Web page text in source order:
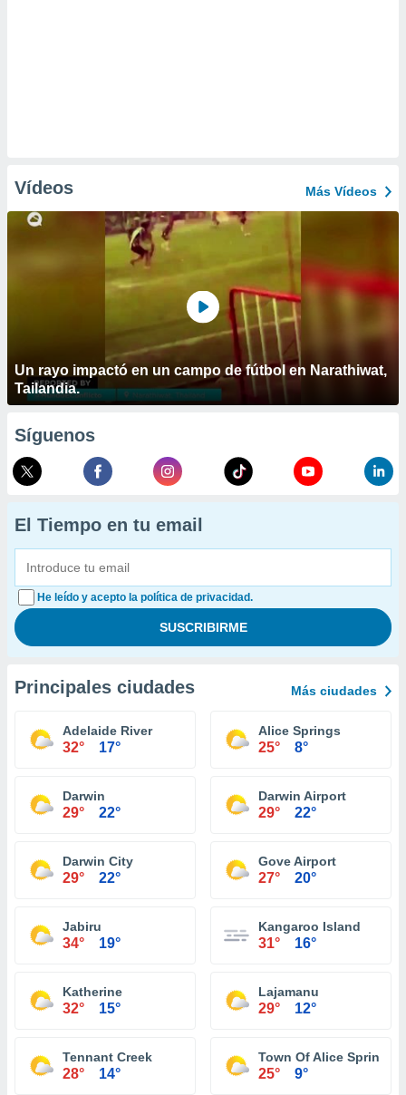
Vídeos Más Vídeos
Un rayo impactó en un campo de fútbol en Narathiwat,
Tailandia.
Síguenos
El Tiempo en tu email
He leído y acepto la política de privacidad.
Principales ciudades Más ciudades
Adelaide River
32° 17°
Alice Springs
25° 8°
Darwin
29° 22°
Darwin Airport
29° 22°
Darwin City
29° 22°
Gove Airport
27° 20°
Jabiru
34° 19°
Kangaroo Island
31° 16°
Katherine
32° 15°
Lajamanu
29° 12°
Tennant Creek
28° 14°
Town Of Alice Springs
25° 9°